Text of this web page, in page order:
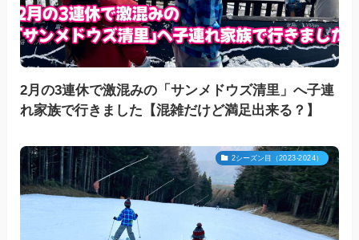
2月の3連休で激混みの「サンメドウズ清里」へ子連
れ家族で行きました【混雑だけど満足出来る？】
2シーズン目（2023-2024）